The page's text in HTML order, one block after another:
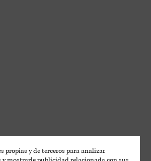
propias y de terceros para analizar